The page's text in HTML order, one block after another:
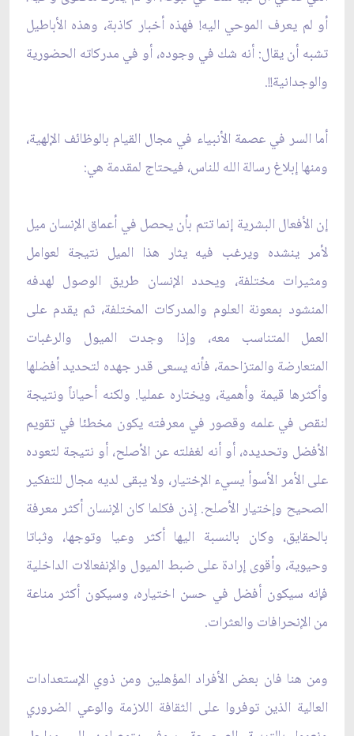
أو لم يعرف الموحي اليه! فهذه أخبار كاذبة، وهذه الأباطيل
تشبه أن يقال: أنه شك في وجوده، أو في مدركاته الحضورية
والوجدانية!!.
أما السر في عصمة الأنبياء في مجال القيام بالوظائف الإلهية،
ومنها إبلاغ رسالة الله للناس، فيحتاج لمقدمة هي:
إن الأفعال البشرية إنما تتم بأن يحصل في أعماق الإنسان ميل
لأمر ينشده ويرغب فيه يثار هذا الميل نتيجة لعوامل
ومثيرات مختلفة، ويحدد الإنسان طريق الوصول لهدفه
المنشود بمعونة العلوم والمدركات المختلفة، ثم يقدم على
العمل المتناسب معه، وإذا وجدت الميول والرغبات
المتعارضة والمتزاحمة، فأنه يسعى قدر جهده لتحديد أفضلها
وأكثرها قيمة وأهمية، ويختاره عمليا. ولكنه أحياناً ونتيجة
لنقص في علمه وقصور في معرفته يكون مخطئا في تقويم
الأفضل وتحديده، أو أنه لغفلته عن الأصلح، أو نتيجة لتعوده
على الأمر الأسوأ يسي‏ء الإختيار، ولا يبقى لديه مجال للتفكير
الصحيح وإختيار الأصلح. إذن فكلما كان الإنسان أكثر معرفة
بالحقايق، وكان بالنسبة اليها أكثر وعيا وتوجها، وثباتا
وحيوية، وأقوى إرادة على ضبط الميول والإنفعالات الداخلية
فإنه سيكون أفضل في حسن اختياره، وسيكون أكثر مناعة
من الإنحرافات والعثرات.
ومن هنا فان بعض الأفراد المؤهلين ومن ذوي الإستعدادات
العالية الذين توفروا على الثقافة اللازمة والوعي الضروري